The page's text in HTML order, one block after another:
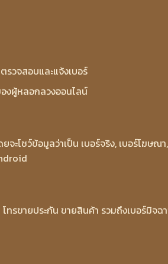
รวจสอบและแจ้งเบอร์
งผู้หลอกลวงออนไลน์
ะโชว์ข้อมูลว่าเป็น เบอร์จริง, เบอร์โฆษณา,
ทรขายประกัน ขายสินค้า รวมถึงเบอร์มิจฉ